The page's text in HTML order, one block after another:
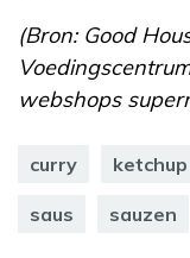
(Bron: Good
webshops
curry ketchup
saus sauzen